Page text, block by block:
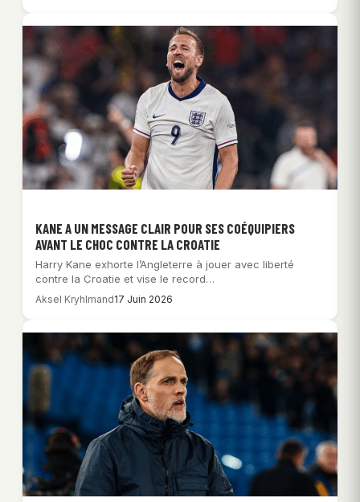
KANE A UN MESSAGE CLAIR POUR SES COÉQUIPIERS
AVANT LE CHOC CONTRE LA CROATIE
Harry Kane exhorte l’Angleterre à jouer avec liberté
contre la Croatie et vise le record…
Aksel Kryhlmand17 Juin 2026